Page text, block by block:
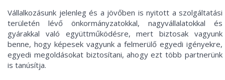
Vállalkozásunk jelenleg és a jövőben is nyitott a szolgáltatási
területén lévő önkormányzatokkal, nagyvállalatokkal és
gyárakkal való együttműködésre, mert biztosak vagyunk
benne, hogy képesek vagyunk a felmerülő egyedi igényekre,
egyedi megoldásokat biztosítani, ahogy ezt több partnerünk
is tanúsítja.